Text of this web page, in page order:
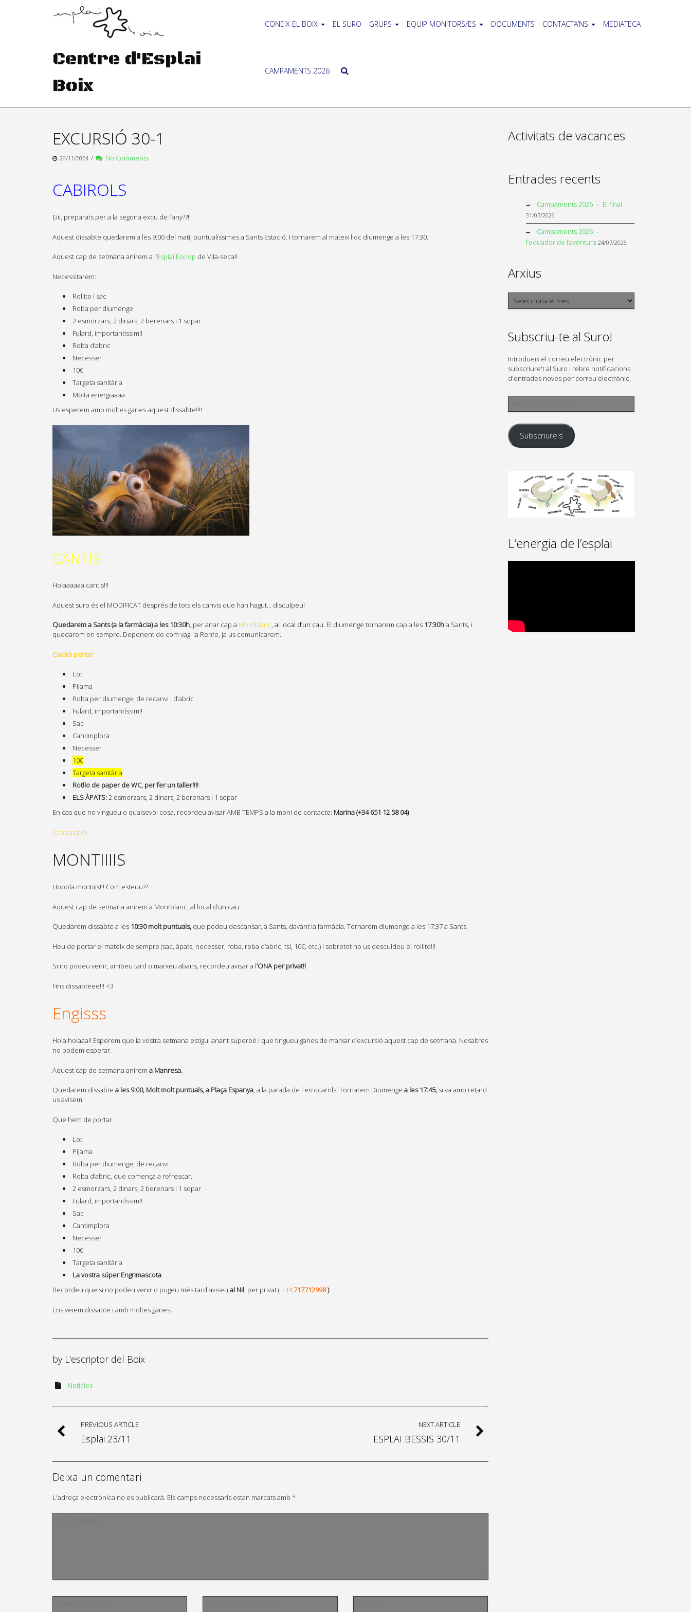
Centre d'Esplai
Boix
CONEIX EL BOIX EL SURO GRUPS EQUIP MONITORS/ES DOCUMENTS CONTACTA’NS MEDIATECA
CAMPAMENTS 2026
EXCURSIÓ 30-1
26/11/2024 / No Comments
CABIROLS
Eiii, preparats per a la segona excu de l’any??!!
Aquest dissabte quedarem a les 9:00 del matí, puntualíssimes a Sants Estació. I tornarem al mateix lloc diumenge a les 17:30.
Aquest cap de setmana anirem a l’Esplai Esclop de Vila-seca!!
Necessitarem:
Rollito i sac
Roba per diumenge
2 esmorzars, 2 dinars, 2 berenars i 1 sopar
Fulard, importantíssim!!
Roba d’abric
Necesser
10€
Targeta sanitària
Molta energiaaaa
Us esperem amb moltes ganes aquest dissabte!!!!
CANTIS
Holaaaaaa cantis!!!
Aquest suro és el MODIFICAT després de tots els canvis que han hagut… disculpeu!
Quedarem a Sants (a la farmàcia) a les 10:30h, per anar cap a Montblanc, al local d’un cau. El diumenge tornarem cap a les 17:30ha Sants, i
quedarem on sempre. Depenent de com vagi la Renfe, ja us comunicarem.
Caldrà portar:
Lot
Pijama
Roba per diumenge, de recanvi i d’abric
Fulard, importantíssim!!
Sac
Cantimplora
Necesser
10€
Targeta sanitària
Rotllo de paper de WC, per fer un taller!!!!
ELS ÀPATS:2 esmorzars, 2 dinars, 2 berenars i 1 sopar
En cas que no vingueu o qualsevol cosa, recordeu avisar AMB TEMPS a la moni de contacte: Marina (+34 651 12 58 04)
A toooope!!
MONTIIIIS
Hooola montiiis!!! Com esteuu??
Aquest cap de setmana anirem a Montblanc, al local d’un cau.
Quedarem dissabte a les 10:30 molt puntuals, que podeu descansar, a Sants, davant la farmàcia. Tornarem diumenge a les 17:37 a Sants.
Heu de portar el mateix de sempre (sac, àpats, necesser, roba, roba d’abric, tsi, 10€, etc.) i sobretot no us descuideu el rollito!!!
Si no podeu venir, arribeu tard o marxeu abans, recordeu avisar a l‘ONA per privat!!
Fins dissabteee!!! <3
Engisss
Hola holaaa!! Esperem que la vostra setmana estigui anant superbé i que tingueu ganes de marxar d’excursió aquest cap de setmana. Nosaltres
no podem esperar.
Aquest cap de setmana anirem a Manresa.
Quedarem dissabte a les 9:00, Molt molt puntuals, a Plaça Espanya, a la parada de Ferrocarrils. Tornarem Diumenge a les 17:45, si va amb retard
us avisem.
Que hem de portar:
Lot
Pijama
Roba per diumenge, de recanvi
Roba d’abric, que comença a refrescar.
2 esmorzars, 2 dinars, 2 berenars i 1 sopar
Fulard, importantíssim!!
Sac
Cantimplora
Necesser
10€
Targeta sanitària
La vostra súper Engrimascota
Recordeu que si no podeu venir o pugeu més tard aviseu al Nil, per privat (+34717712998)
Ens veiem dissabte i amb moltes ganes.
by L'escriptor del Boix
Notícies
PREVIOUS ARTICLE
Esplai 23/11
NEXT ARTICLE
ESPLAI BESSIS 30/11
Deixa un comentari
L'adreça electrònica no es publicarà. Els camps necessaris estan marcats amb *
Activitats de vacances
Entrades recents
Campaments 2026 – El final
31/07/2026
Campaments 2026 –
l’equador de l’aventura 24/07/2026
Arxius
Arxius
Subscriu-te al Suro!
Introdueix el correu electrònic per
subscriure't al Suro i rebre notificacions
d'entrades noves per correu electrònic.
Adreça
Subscriure's
L’energia de l’esplai